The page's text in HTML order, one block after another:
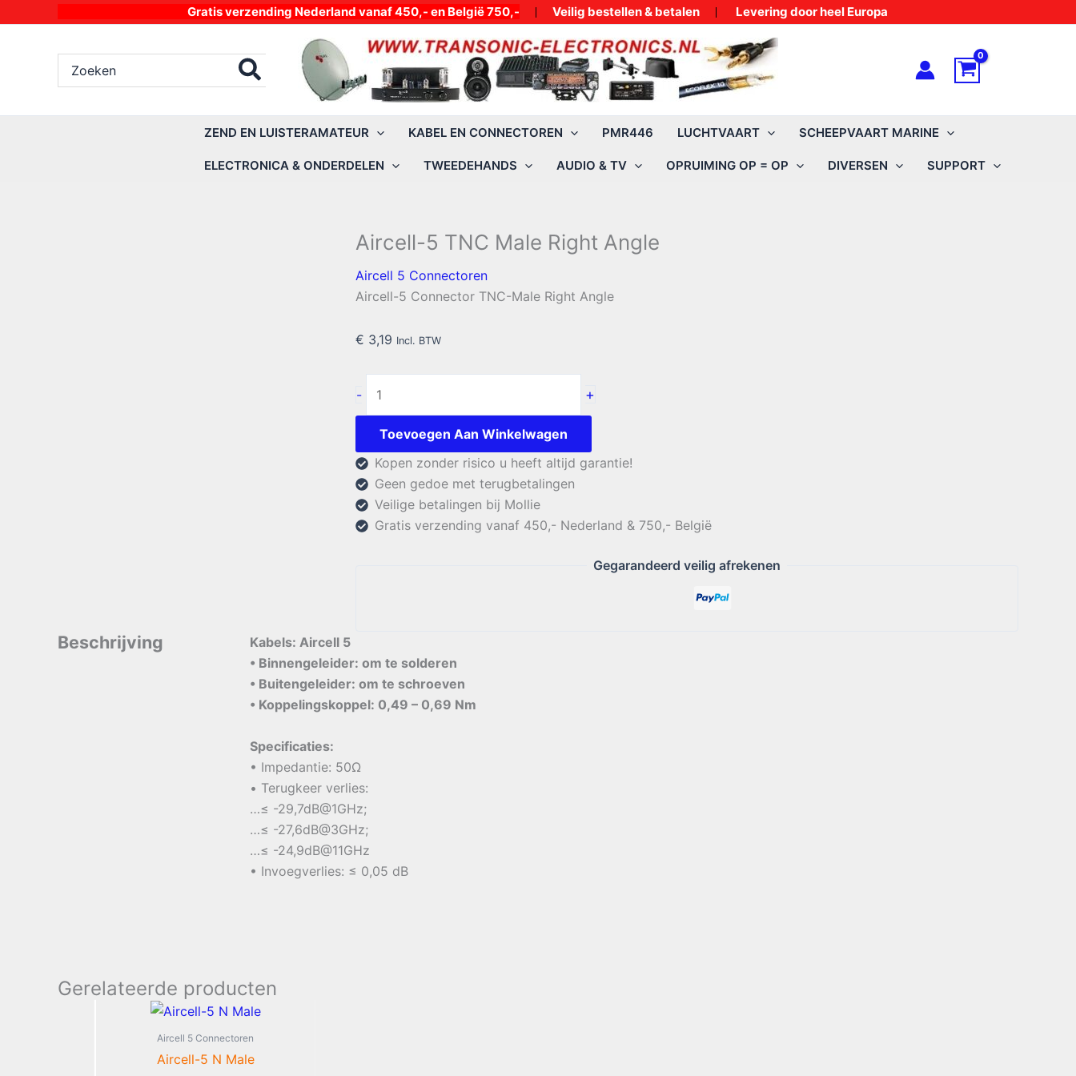
Gratis verzending Nederland vanaf 450,- en België 750,- Veilig bestellen & betalen Levering door heel Europa
naar:
ZEND EN LUISTERAMATEUR KABEL EN CONNECTOREN PMR446 LUCHTVAART SCHEEPVAART MARINE
ELECTRONICA & ONDERDELEN TWEEDEHANDS AUDIO & TV OPRUIMING OP = OP DIVERSEN SUPPORT
Aircell-5 TNC Male Right Angle
Aircell 5 Connectoren
Aircell-5 Connector TNC-Male Right Angle
€ 3,19 Incl. BTW
-
TNC
Right
Angle
aantal
+
Toevoegen Aan Winkelwagen
Kopen zonder risico u heeft altijd garantie!
Geen gedoe met terugbetalingen
Veilige betalingen bij Mollie
Gratis verzending vanaf 450,- Nederland & 750,- België
Gegarandeerd veilig afrekenen
Beschrijving
Kabels: Aircell 5
• Binnengeleider: om te solderen
• Buitengeleider: om te schroeven
• Koppelingskoppel: 0,49 – 0,69 Nm
Specificaties:
• Impedantie: 50Ω
• Terugkeer verlies:
…≤ -29,7dB@1GHz;
…≤ -27,6dB@3GHz;
…≤ -24,9dB@11GHz
• Invoegverlies: ≤ 0,05 dB
Gerelateerde producten
Aircell 5 Connectoren
Aircell-5 N Male